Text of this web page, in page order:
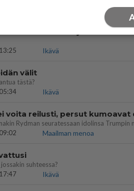
Kotimaiset julkkisjuorut
Ikävä
välit
tästä?
Ikävä
voita reilusti, persut
Maailman menoa
suhteessa?
Ikävä